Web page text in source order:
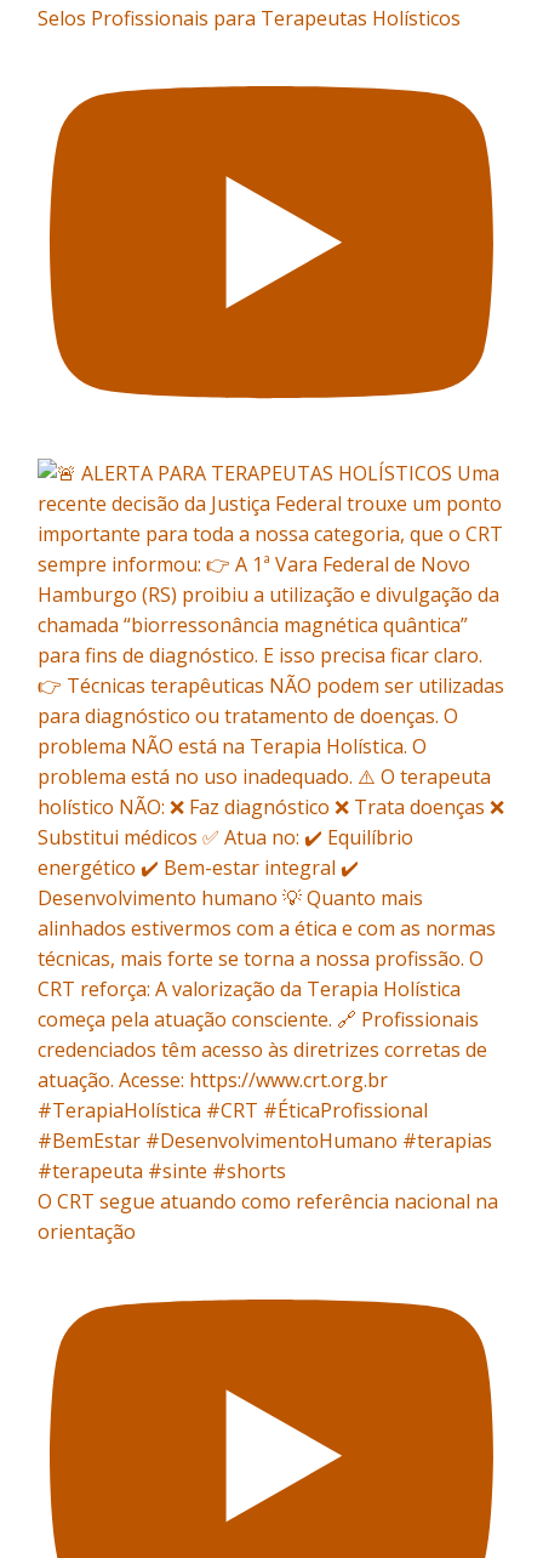
Selos Profissionais para Terapeutas Holísticos
O CRT segue atuando como referência nacional na
orientação